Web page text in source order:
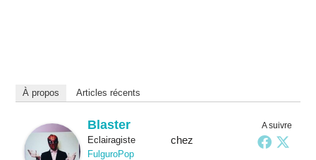
À propos Articles récents
A suivre
Blaster
Eclairagistechez
FulguroPop